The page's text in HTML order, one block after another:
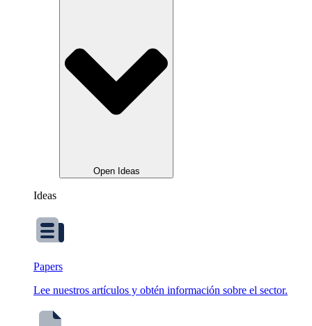
Open Ideas
Ideas
Papers
Lee nuestros artículos y obtén información sobre el sector.